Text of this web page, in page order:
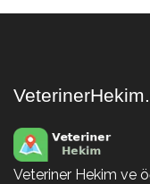
Veteriner Hekim ve